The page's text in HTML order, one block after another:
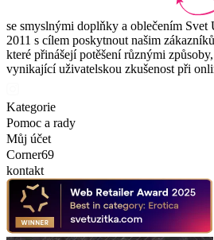
se smyslnými doplňky a oblečením
2011 s cílem poskytnout našim
které přinášejí potěšení různými
vynikající uživatelskou zkušenost při
Kategorie
Pomoc a rady
Můj účet
Corner69
kontakt